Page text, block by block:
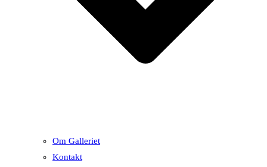
Om Galleriet
Kontakt